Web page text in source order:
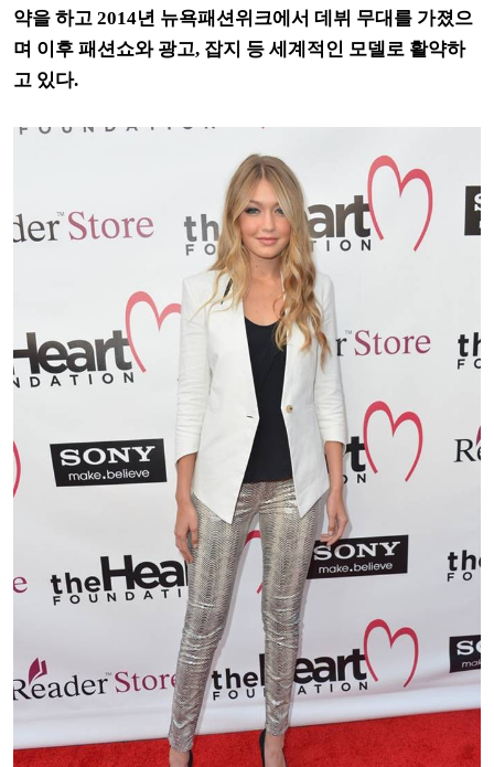
약을 하고 2014년 뉴욕패션위크에서 데뷔 무대를 가졌으
며 이후 패션쇼와 광고, 잡지 등 세계적인 모델로 활약하
고 있다.